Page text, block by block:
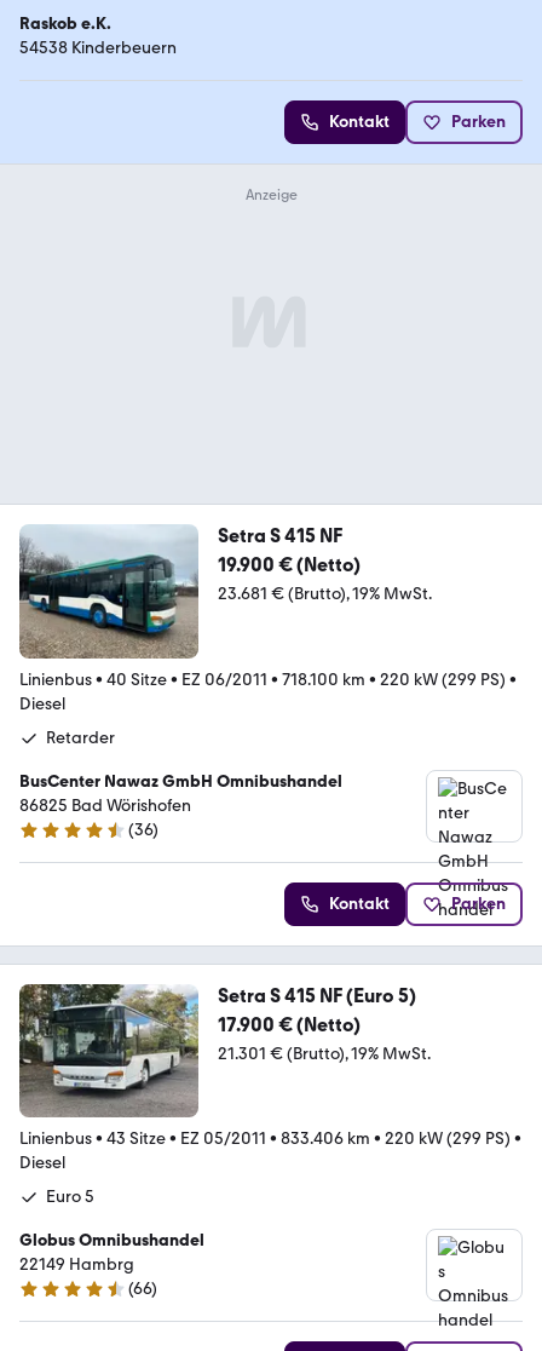
Raskob e.K.
54538 Kinderbeuern
Kontakt Parken
Setra S 415 NF
19.900 € (Netto)
23.681 € (Brutto) 19% MwSt.
Linienbus• 40 Sitze• EZ 06/2011 • 718.100 km • 220 kW (299 PS) •
Diesel
Retarder
BusCenter Nawaz GmbH Omnibushandel
86825 Bad Wörishofen
4.7 Sterne
(36)
Kontakt Parken
Setra S 415 NF (Euro 5)
17.900 € (Netto)
21.301 € (Brutto) 19% MwSt.
Linienbus• 43 Sitze• EZ 05/2011 • 833.406 km • 220 kW (299 PS) •
Diesel
Euro 5
Globus Omnibushandel
22149 Hambrg
4.4 Sterne
(66)